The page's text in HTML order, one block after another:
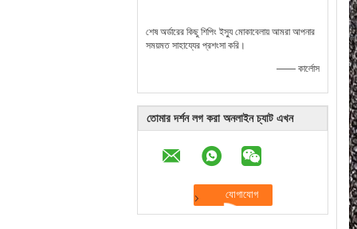
শেষ অর্ডারের কিছু শিপিং ইস্যু মোকাবেলায় আমরা আপনার
সময়মত সাহায্যের প্রশংসা করি।
—— কার্লোস
তোমার দর্শন লগ করা অনলাইন চ্যাট এখন